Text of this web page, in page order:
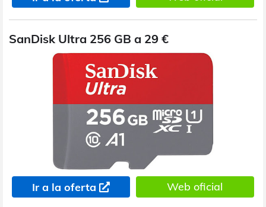
SanDisk Ultra 256 GB a 29 €
Ir a la oferta Web oficial